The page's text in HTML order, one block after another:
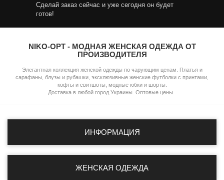
Сделай заказ сейчас и уже сегодня он будет
готов!
NIKO-OPT - МОДНАЯ ЖЕНСКАЯ ОДЕЖДА ОТ
ПРОИЗВОДИТЕЛЯ
Элегантная коллекция женской одежды по чарующим ценам. Платья и
сарафаны, блузы и рубашки, эксклюзивные женские футболки с принтами,
кофты и свитшоты, модные юбки и шорты.
Доставка в любой город Украины. Оптовые цены.
ИНФОРМАЦИЯ
ЖЕНСКАЯ ОДЕЖДА